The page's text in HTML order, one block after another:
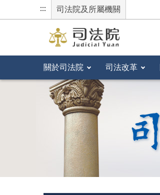
::: 司法院及所屬機關
關於司法院 司法改革